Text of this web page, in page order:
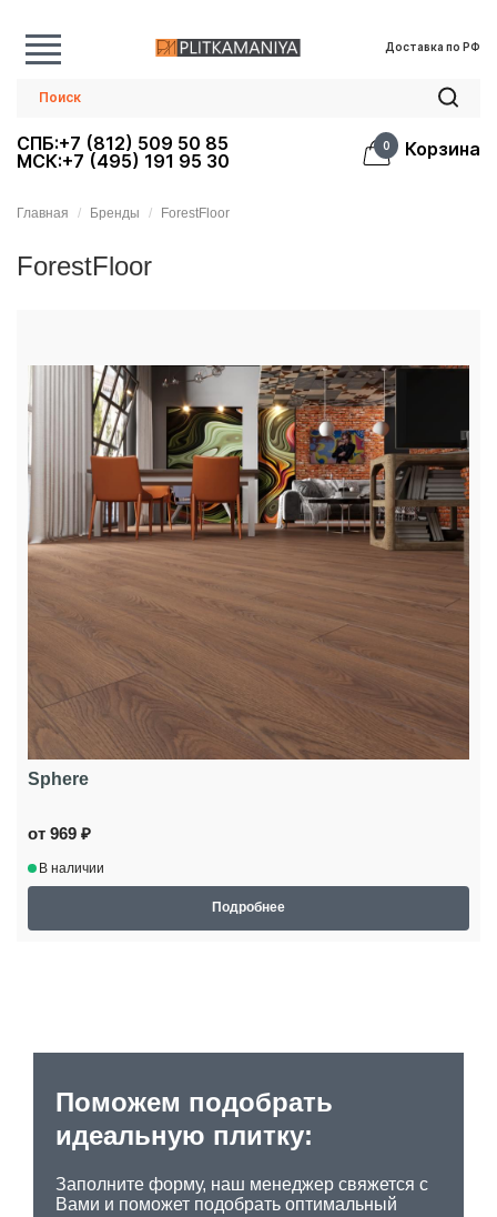
Доставка по РФ
СПБ:+7 (812) 509 50 85
МСК:+7 (495) 191 95 30
0 Корзина
Главная Бренды ForestFloor
ForestFloor
Sphere
от 969 ₽
В наличии
Подробнее
Поможем подобрать
идеальную плитку:
Заполните форму, наш менеджер свяжется с
Вами и поможет подобрать оптимальный